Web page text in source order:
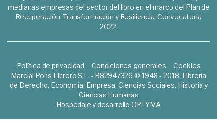
medianas empresas del sector del libro en el marco del Plan de
Recuperación, Transformación y Resiliencia. Convocatoria
2022.
Política de privacidad Condiciones generales
Cookies
Marcial Pons Librero S.L. - B82947326 © 1948 - 2018. Librería
de Derecho, Economía, Empresa, Ciencias Sociales, Historia y
Ciencias Humanas
Hospedaje y desarrollo OPTYMA